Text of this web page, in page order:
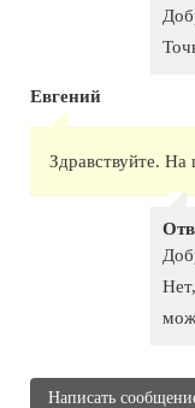
Евгений
Здравствуйте. На
Написать